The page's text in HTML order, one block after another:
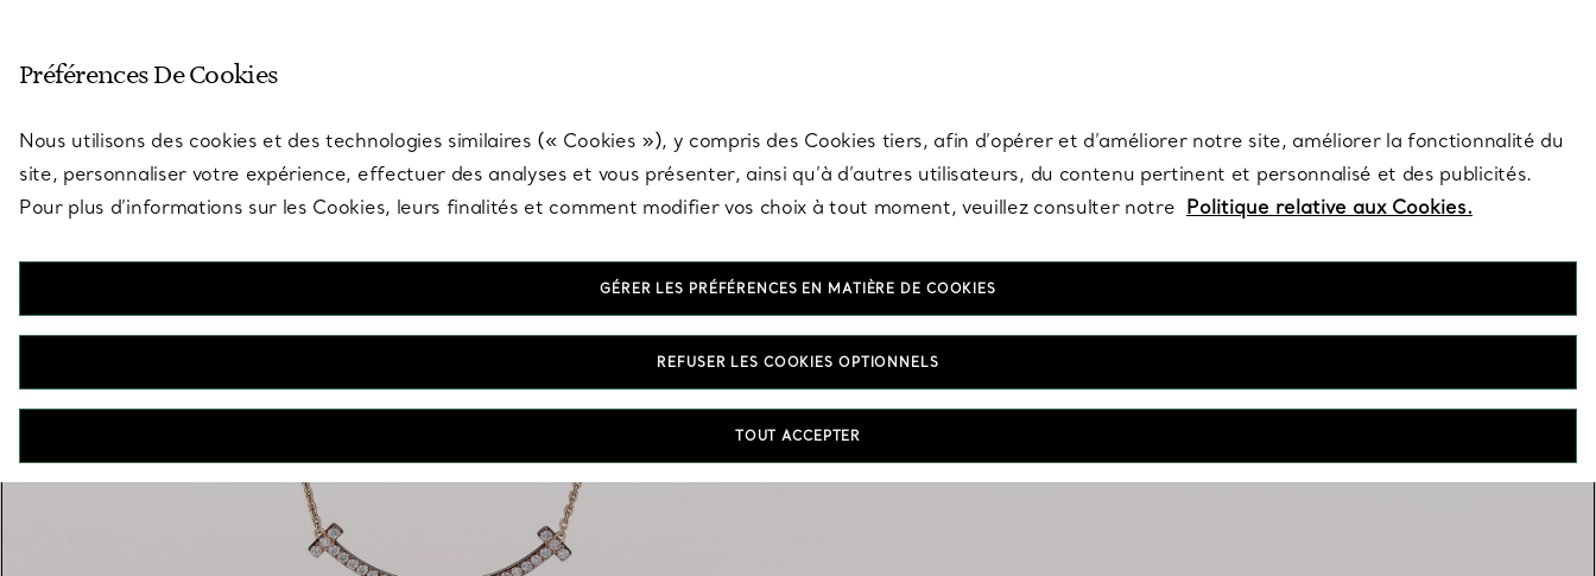
Préférences De Cookies
Nous utilisons des cookies et des technologies similaires (« Cookies »), y compris des Cookies tiers, afin d’opérer et d’améliorer notre site, améliorer la fonctionnalité du
site, personnaliser votre expérience, effectuer des analyses et vous présenter, ainsi qu’à d’autres utilisateurs, du contenu pertinent et personnalisé et des publicités.
Pour plus d’informations sur les Cookies, leurs finalités et comment modifier vos choix à tout moment, veuillez consulter notre Politique relative aux Cookies.
GÉRER LES PRÉFÉRENCES EN MATIÈRE DE COOKIES
REFUSER LES COOKIES OPTIONNELS
TOUT ACCEPTER